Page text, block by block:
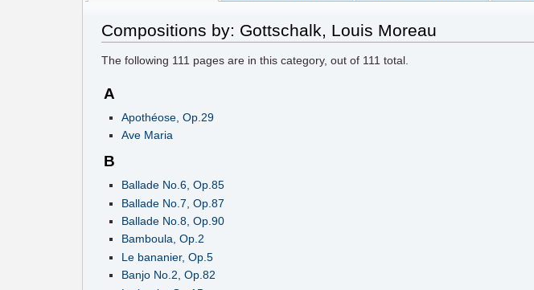
Compositions by: Gottschalk, Louis Moreau
The following 111 pages are in this category, out of 111 total.
A
Apothéose, Op.29
Ave Maria
B
Ballade No.6, Op.85
Ballade No.7, Op.87
Ballade No.8, Op.90
Bamboula, Op.2
Le bananier, Op.5
Banjo No.2, Op.82